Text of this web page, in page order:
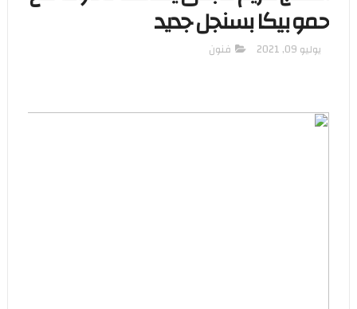
حمو بيكا بسنجل جديد
يوليو 09, 2021 فنون